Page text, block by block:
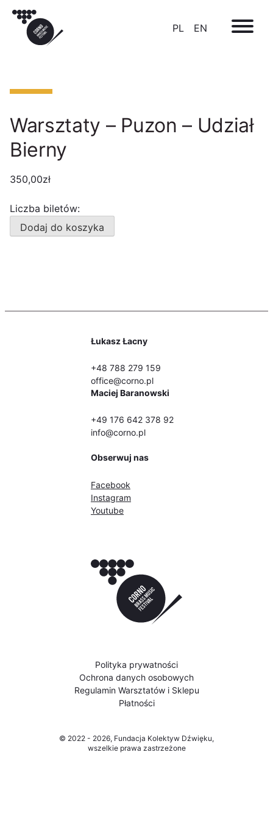
PL EN
Warsztaty – Puzon – Udział
Bierny
350,00zł
Liczba biletów:
ilość
Warsztaty
Bierny
Dodaj do koszyka
Łukasz Łacny
+48 788 279 159
office@corno.pl
Maciej Baranowski
+49 176 642 378 92
info@corno.pl
Obserwuj nas
Facebook
Instagram
Youtube
Polityka prywatności
Ochrona danych osobowych
Regulamin Warsztatów i Sklepu
Płatności
© 2022 - 2026, Fundacja Kolektyw Dźwięku,
wszelkie prawa zastrzeżone